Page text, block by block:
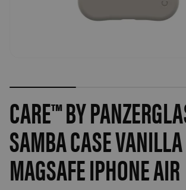
CARE™ BY
SAMBA CASE
MAGSAFE IPHONE AIR